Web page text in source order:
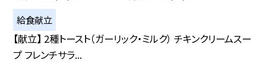
給食献立
【献立】 2種トースト（ガーリック・ミルク） チキンクリームスー
プ フレンチサラ...